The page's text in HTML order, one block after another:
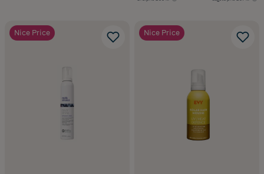
Nice Price Nice Price